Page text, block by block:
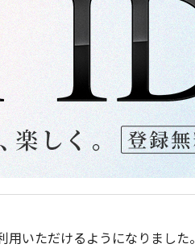
いただけるようになりました。